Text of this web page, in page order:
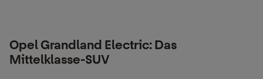
Opel Grandland Electric: Das
Mittelklasse-SUV